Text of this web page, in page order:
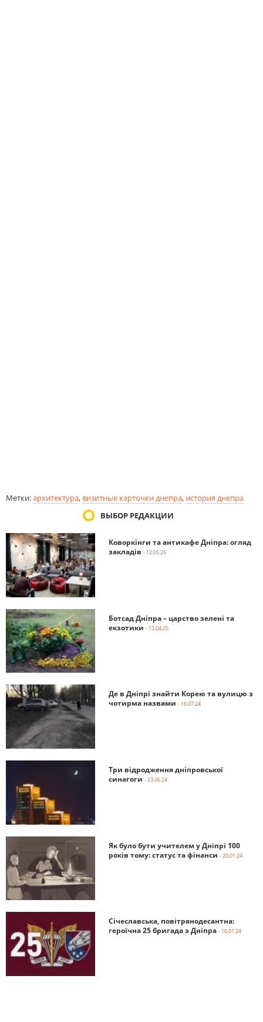
Метки:архитектура, визитные карточки днепра, история днепра
ВЫБОР РЕДАКЦИИ
Коворкінги та антикафе Дніпра: огляд
закладів - 12.05.25
Ботсад Дніпра – царство зелені та
екзотики - 13.04.25
Де в Дніпрі знайти Корею та вулицю з
чотирма назвами - 16.07.24
Три відродження дніпровської
синагоги - 23.06.24
Як було бути учителем у Дніпрі 100
років тому: статус та фінанси - 20.01.24
Січеславська, повітрянодесантна:
героїчна 25 бригада з Дніпра - 16.01.24